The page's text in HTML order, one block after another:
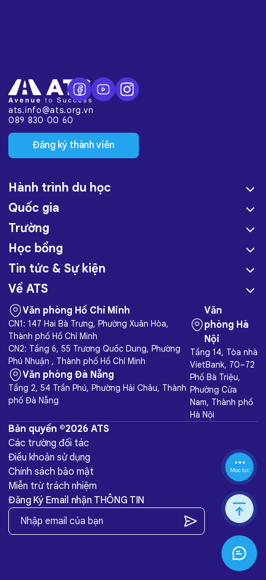
ats.info@ats.org.vn
089 830 00 60
Đăng ký thành viên
Hành trình du học
Quốc gia
Trường
Học bổng
Tin tức & Sự kiện
Về ATS
Văn phòng Hồ Chí Minh
CN1: 147 Hai Bà Trưng, Phường Xuân Hòa,
Thành phố Hồ Chí Minh
CN2: Tầng 6, 55 Trương Quốc Dung, Phường
Phú Nhuận , Thành phố Hồ Chí Minh
Văn phòng Đà Nẵng
Tầng 2, 54 Trần Phú, Phường Hải Châu, Thành
phố Đà Nẵng
Văn
phòng Hà
Nội
Tầng 14, Tòa nhà
VietBank, 70–72
Phố Bà Triệu,
Phường Cửa
Nam, Thành phố
Hà Nội
Bản quyền ©2026 ATS
Các trường đối tác
Điều khoản sử dụng
Chính sách bảo mật
Miễn trừ trách nhiệm
Đăng Ký Email nhận THÔNG TIN